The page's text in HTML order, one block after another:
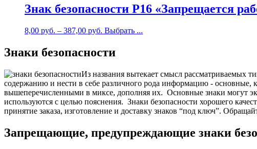
Знак безопасности P16 «Запрещается
8,00 руб. – 387,00 руб. Выбрать ...
Знаки безопасности
Из названия вытекает смысл рассматриваемых
содержанию и нести в себе различного рода информацию -
вышеперечисленными в миксе, дополняя их. Основные знаки могут
используются с целью пояснения. Знаки безопасности хорошего
принятие заказа, изготовление и доставку знаков “под ключ”.
Запрещающие, предупреждающие знаки